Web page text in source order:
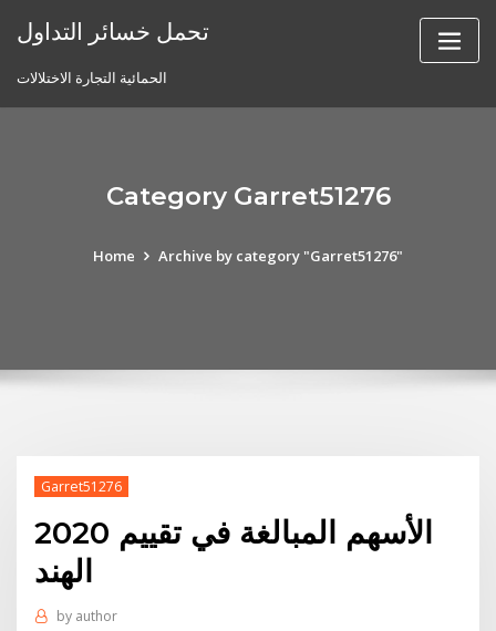
تحمل خسائر التداول
الحمائية التجارة الاختلالات
Category Garret51276
Home Archive by category "Garret51276"
Garret51276
الأسهم المبالغة في تقييم 2020
الهند
by author